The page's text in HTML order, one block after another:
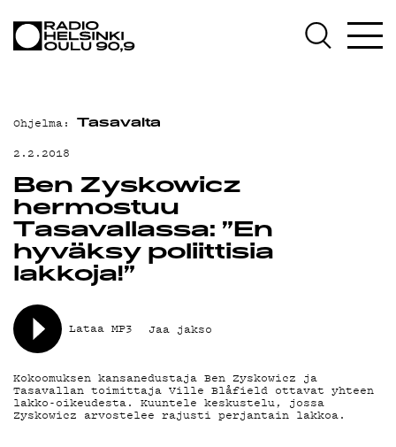
AJANKOHTAISTA
TEKIJÄT
ON-DEMAND
PODCAST
MAINOSTA
YHTEYSTIEDOT
G LIVELAB
YSTÄVÄKLUBI
TIETOSUOJA
Ohjelma: Tasavalta
2.2.2018
Ben Zyskowicz
hermostuu
Tasavallassa: ”En
hyväksy poliittisia
lakkoja!”
Lataa MP3 Jaa jakso
Kokoomuksen kansanedustaja Ben Zyskowicz ja
Tasavallan toimittaja Ville Blåfield ottavat yhteen
lakko-oikeudesta. Kuuntele keskustelu, jossa
Zyskowicz arvostelee rajusti perjantain lakkoa.